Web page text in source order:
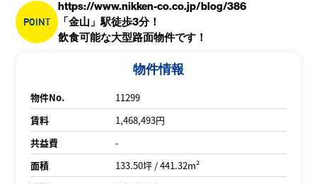
POINT
https://www.nikken-co.co.jp/blog/386
「金山」駅徒歩3分！
飲食可能な大型路面物件です！
物件情報
物件No.
11299
賃料
1,468,493円
共益費
-
面積
133.50坪 / 441.32m²